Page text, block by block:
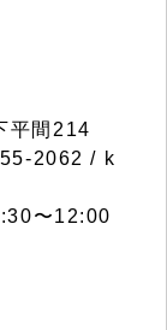
平間214
2062 / k
〜12:00